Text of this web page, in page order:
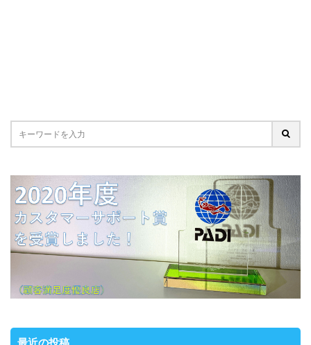
最近の投稿